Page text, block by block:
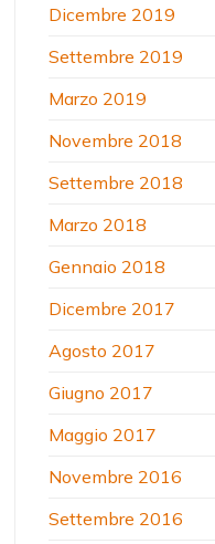
Dicembre 2019
Settembre 2019
Marzo 2019
Novembre 2018
Settembre 2018
Marzo 2018
Gennaio 2018
Dicembre 2017
Agosto 2017
Giugno 2017
Maggio 2017
Novembre 2016
Settembre 2016